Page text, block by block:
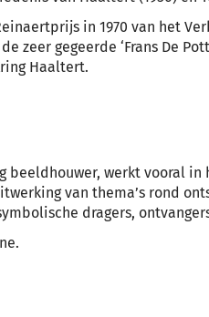
in 1970 van het
zeer gegeerde ‘Frans De
Haaltert.
beeldhouwer, werkt vooral
van thema’s rond
dragers,